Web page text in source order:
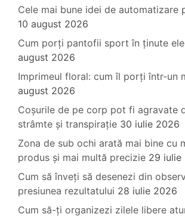
Cele mai bune idei de automatizare
10 august 2026
Cum porți pantofii sport în ținute
august 2026
Imprimeul floral: cum îl porți într-un
august 2026
Coșurile de pe corp pot fi agravate
strâmte și transpirație 30 iulie 2026
Zona de sub ochi arată mai bine cu
produs și mai multă precizie 29 iulie
Cum să înveți să desenezi din
presiunea rezultatului 28 iulie 2026
Cum să-ți organizezi zilele libere